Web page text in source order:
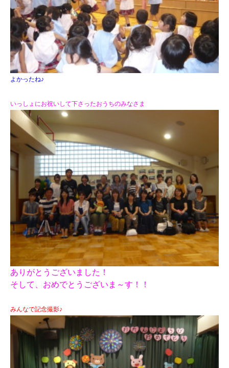
よかったね♪
いっしょにお祝いして下さったおうちのみなさま
ありがとうございました！
そして、おめでとうございま～す！！
みんなで記念撮影♪